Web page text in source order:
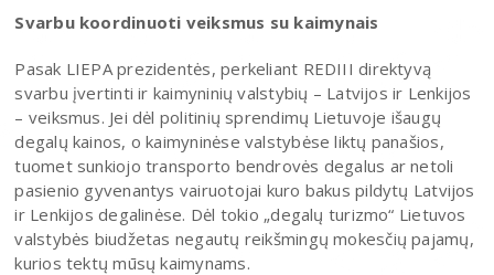
Svarbu koordinuoti veiksmus su kaimynais
Pasak LIEPA prezidentės, perkeliant REDIII direktyvą
svarbu įvertinti ir kaimyninių valstybių – Latvijos ir Lenkijos
– veiksmus. Jei dėl politinių sprendimų Lietuvoje išaugų
degalų kainos, o kaimyninėse valstybėse liktų panašios,
tuomet sunkiojo transporto bendrovės degalus ar netoli
pasienio gyvenantys vairuotojai kuro bakus pildytų Latvijos
ir Lenkijos degalinėse. Dėl tokio „degalų turizmo“ Lietuvos
valstybės biudžetas negautų reikšmingų mokesčių pajamų,
kurios tektų mūsų kaimynams.